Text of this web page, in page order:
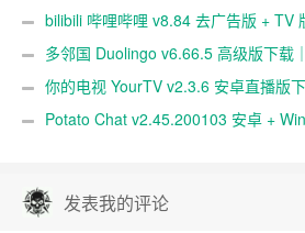
保存工具
bilibili 哔哩哔哩 v8.84 去广告版 + TV
载｜弹幕视频社区｜多终端播放支持
多邻国 Duolingo v6.66.5 高级版下载
学习神器
你的电视 YourTV v2.3.6 安卓直播版
神器｜多频道高清观看
Potato Chat v2.45.200103 安卓 +
即时通讯与安全社交工具
发表我的评论